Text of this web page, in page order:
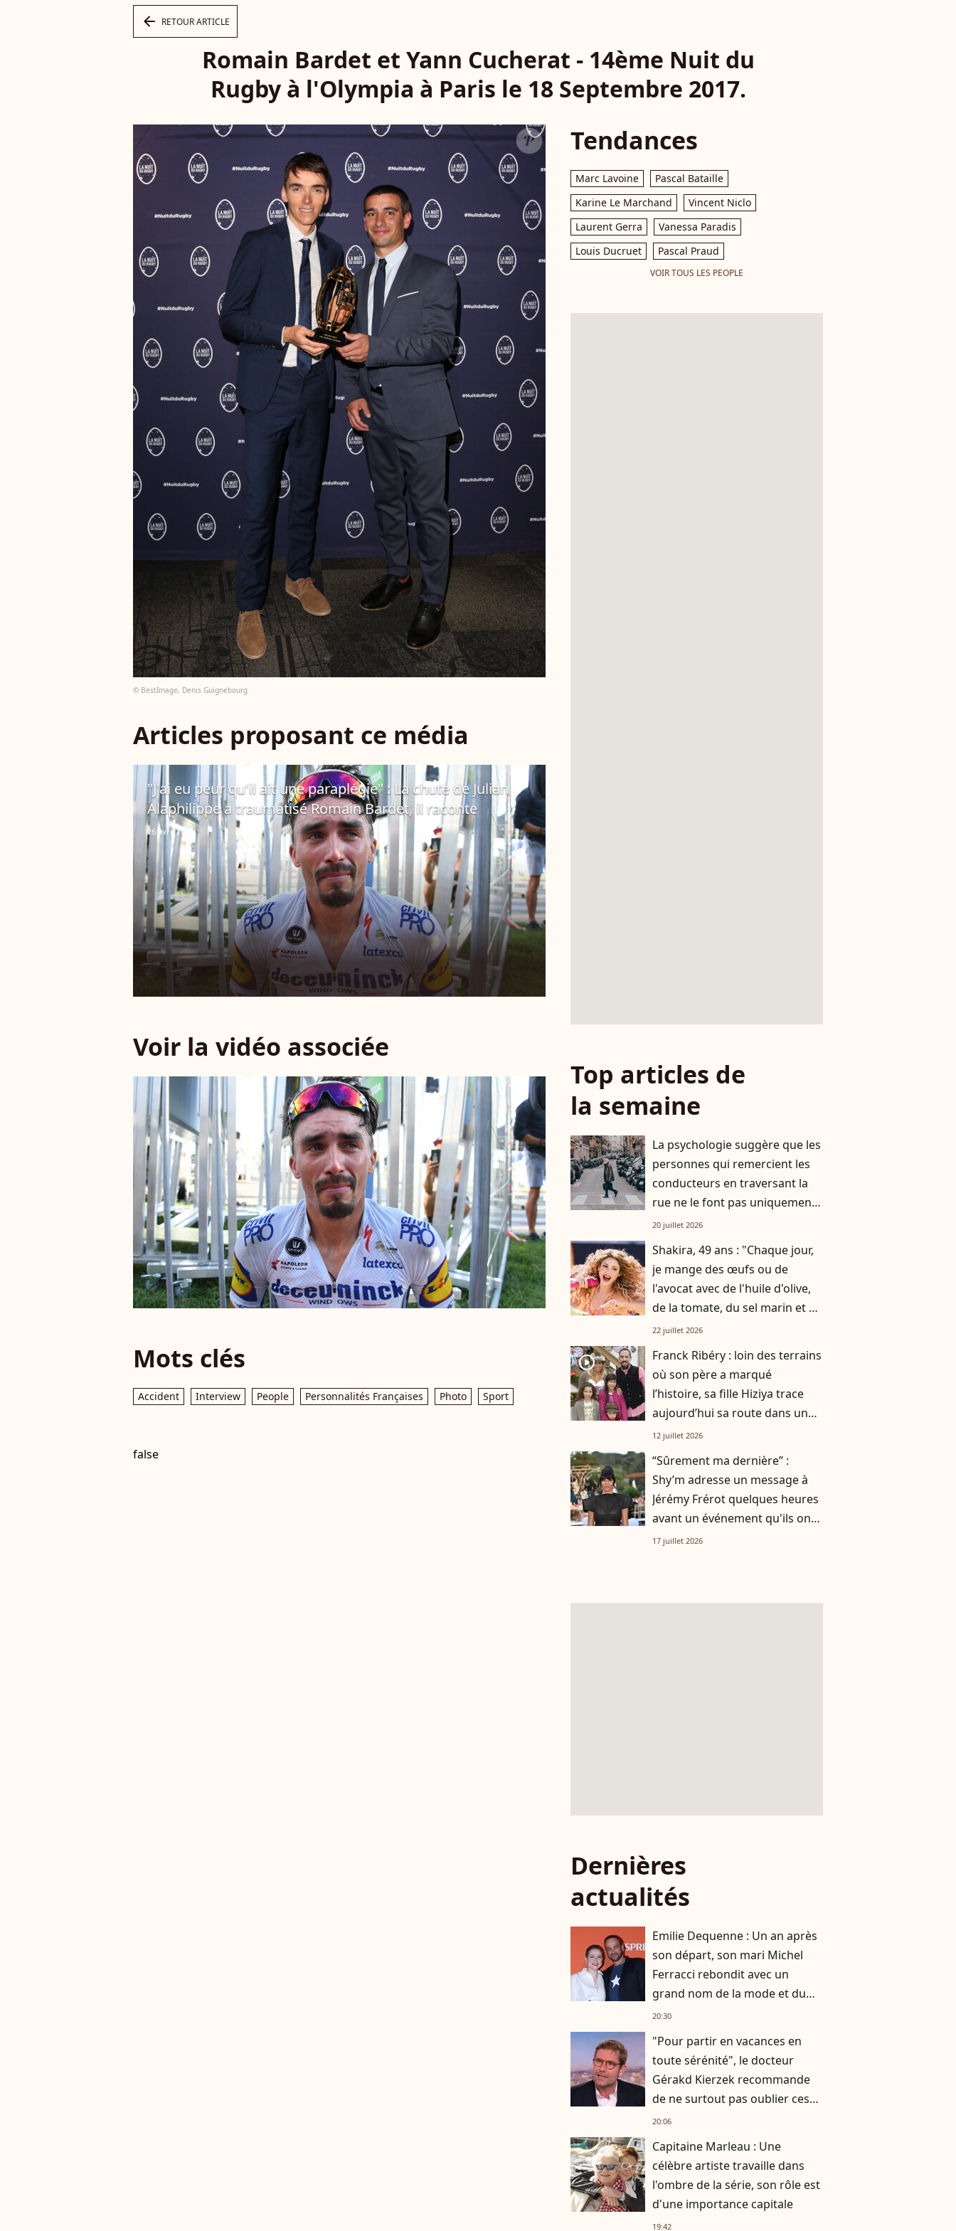
arrow_left RETOUR ARTICLE
Romain Bardet et Yann Cucherat - 14ème Nuit du
Rugby à l'Olympia à Paris le 18 Septembre 2017.
© BestImage, Denis Guignebourg
Articles proposant ce média
"J'ai eu peur qu'il ait une paraplégie" : La chute de Julian
Alaphilippe a traumatisé Romain Bardet, il raconte
26 avril 2022
Voir la vidéo associée
Mots clés
Accident Interview People Personnalités Françaises Photo Sport
false
Tendances
Marc Lavoine
Pascal Bataille
Karine Le Marchand
Vincent Niclo
Laurent Gerra
Vanessa Paradis
Louis Ducruet
Pascal Praud
VOIR TOUS LES PEOPLE
Top articles de
la semaine
La psychologie suggère que les
personnes qui remercient les
conducteurs en traversant la
rue ne le font pas uniquement
par gratitude
20 juillet 2026
Shakira, 49 ans : "Chaque jour,
je mange des œufs ou de
l'avocat avec de l'huile d'olive,
de la tomate, du sel marin et un
smoothie"
22 juillet 2026
player2
Franck Ribéry : loin des terrains
où son père a marqué
l’histoire, sa fille Hiziya trace
aujourd’hui sa route dans un
tout autre univers
12 juillet 2026
“Sûrement ma dernière” :
Shy’m adresse un message à
Jérémy Frérot quelques heures
avant un événement qu'ils ont
vécu ensemble
17 juillet 2026
Dernières
actualités
Emilie Dequenne : Un an après
son départ, son mari Michel
Ferracci rebondit avec un
grand nom de la mode et du
théâtre
20:30
"Pour partir en vacances en
toute sérénité", le docteur
Gérakd Kierzek recommande
de ne surtout pas oublier ces
indispensables
20:06
Capitaine Marleau : Une
célèbre artiste travaille dans
l'ombre de la série, son rôle est
d'une importance capitale
19:42